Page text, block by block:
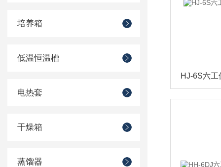
培养箱
低温恒温槽
电热套
干燥箱
蒸馏器